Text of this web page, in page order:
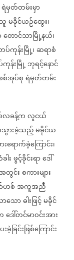
ရဲမှတ်တမ်းမှာ
မခိုင်ယဉ်ထွေး၊
တောင်သာမြို့နယ်၊
ပ်ကုန်းမြို့၊ဆရာစံ
န်းမြို့ဘုရင့်နောင်
စ်အုပ်စုရဲမှတ်တမ်း
လခန့်ကလူငယ်
သွားခဲ့သည့်မခိုင်ယ
းရောက်ခဲ့ကြောင်း၊
းဖွင့်ခိုင်းရာဒေါ်
တွင်းစကားများ
ဟစ်အကူအညီ
သောဓါးဖြင့်မခိုင်
ဒေါ်တင်မာဝင်းအား
းခဲ့ခြင်းဖြစ်ကြောင်း